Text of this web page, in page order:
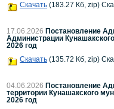
Скачать (183.27 Кб, zip)
17.06.2026 Постановление
Администрации
2026 год
Скачать (135.72 Кб, zip)
04.06.2026 Постановление
территории Кунашакского
2026 год